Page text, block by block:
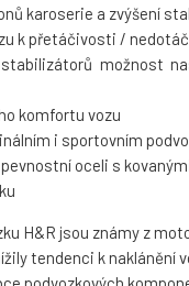
karoserie a zvýšení
k přetáčivosti /
možnost
komfortu vozu
i sportovním
oceli s
H&R jsou známy z
tendenci k naklánění